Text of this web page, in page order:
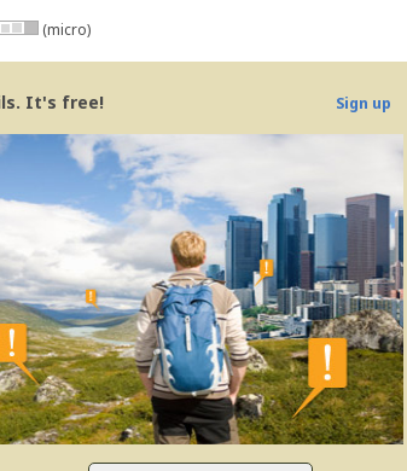
(micro)
It's free! Sign up